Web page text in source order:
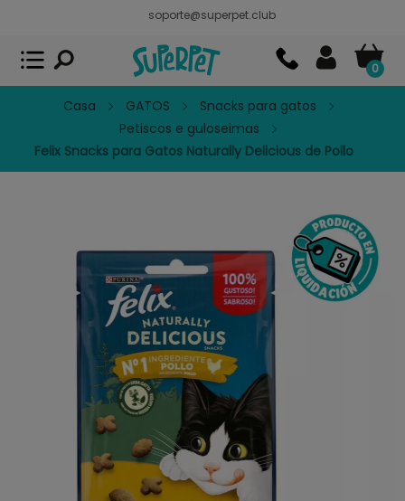
soporte@superpet.club
0
Casa GATOS
Snacks para gatos
Petiscos e guloseimas
Felix Snacks para Gatos Naturally Delicious de Pollo
Superpet, comida para mascotas
APP GRATIS - En Google Play